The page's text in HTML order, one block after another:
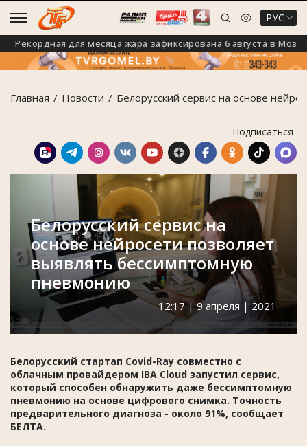
РУС
для месяца жара зафиксирована 6 августа в Мозыре
Главная Новости Белорусский сервис на основе
Подписаться
Белорусский сервис на
основе нейросети позволяет
выявлять бессимптомную
пневмонию
12:17 | 9 апреля | 2021
Белорусский стартап Covid-Ray совместно с
облачным провайдером IBA Cloud запустил сервис,
который способен обнаружить даже бессимптомную
пневмонию на основе цифрового снимка. Точность
предварительного диагноза - около 91%, сообщает
БЕЛТА.